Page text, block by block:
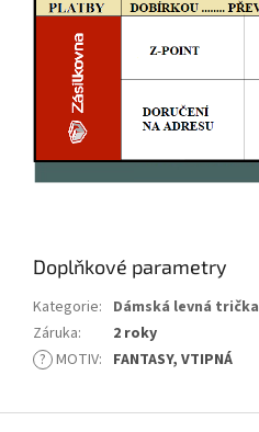
Doplňkové parametry
Kategorie: Dámská levná trička
Záruka:
2 roky
? MOTIV: FANTASY, VTIPNÁ